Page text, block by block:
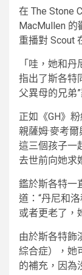
在 The Stone
MacMullen 的
重播對 Scout
「哇，她和
指出了斯各特
父異母的兄弟
正如《GH》
親薩姆·麥考
這三個孩子一
去世前向她求
鑑於斯各特一
道：“丹尼和
或者更老了，
由於斯各特飾
綜合症），她
的補充，因為